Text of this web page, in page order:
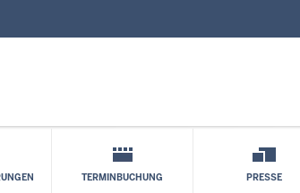
TERMINBUCHUNG PRESSE